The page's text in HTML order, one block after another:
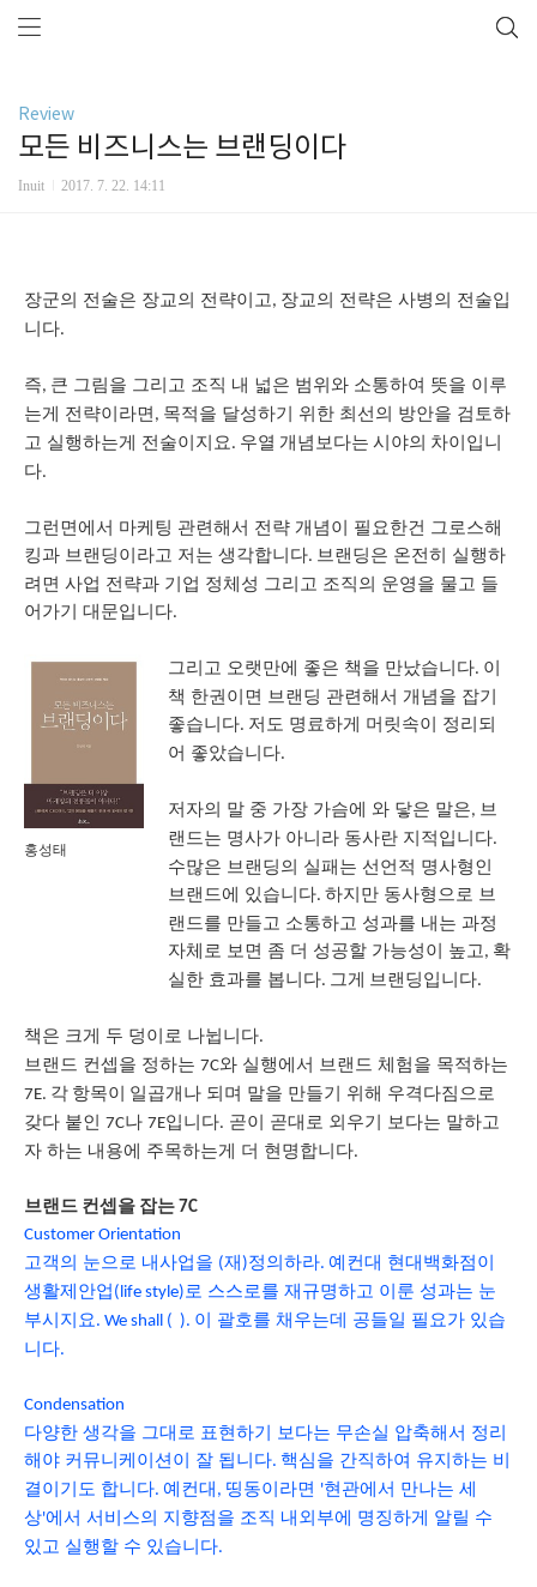
Review
모든 비즈니스는 브랜딩이다
Inuit 2017. 7. 22. 14:11
장군의 전술은 장교의 전략이고 , 장교의 전략은 사병의 전술입
니다.
즉, 큰 그림을 그리고 조직 내 넓은 범위와 소통하여 뜻을 이루
는게 전략이라면 , 목적을 달성하기 위한 최선의 방안을 검토하
고 실행하는게 전술이지요 . 우열 개념보다는 시야의 차이입니
다.
그런면에서 마케팅 관련해서 전략 개념이 필요한건 그로스해
킹과 브랜딩이라고 저는 생각합니다. 브랜딩은 온전히 실행하
려면 사업 전략과 기업 정체성 그리고 조직의 운영을 물고 들
어가기 대문입니다.
홍성태
그리고 오랫만에 좋은 책을 만났습니다. 이
책 한권이면 브랜딩 관련해서 개념을 잡기
좋습니다. 저도 명료하게 머릿속이 정리되
어 좋았습니다.
저자의 말 중 가장 가슴에 와 닿은 말은, 브
랜드는 명사가 아니라 동사란 지적입니다.
수많은 브랜딩의 실패는 선언적 명사형인
브랜드에 있습니다. 하지만 동사형으로 브
랜드를 만들고 소통하고 성과를 내는 과정
자체로 보면 좀 더 성공할 가능성이 높고 , 확
실한 효과를 봅니다. 그게 브랜딩입니다.
책은 크게 두 덩이로 나뉩니다.
브랜드 컨셉을 정하는 7C와 실행에서 브랜드 체험을 목적하는
7E. 각 항목이 일곱개나 되며 말을 만들기 위해 우격다짐으로
갖다 붙인 7C나 7E입니다. 곧이 곧대로 외우기 보다는 말하고
자 하는 내용에 주목하는게 더 현명합니다.
브랜드 컨셉을 잡는 7C
Customer Orientation
고객의 눈으로 내사업을 (재 )정의하라. 예컨대 현대백화점이
생활제안업 (life style) 로 스스로를 재규명하고 이룬 성과는 눈
부시지요 . We shall ( ). 이 괄호를 채우는데 공들일 필요가 있습
니다.
Condensation
다양한 생각을 그대로 표현하기 보다는 무손실 압축해서 정리
해야 커뮤니케이션이 잘 됩니다. 핵심을 간직하여 유지하는 비
결이기도 합니다. 예컨대 , 띵동이라면 '현관에서 만나는 세
상'에서 서비스의 지향점을 조직 내외부에 명징하게 알릴 수
있고 실행할 수 있습니다.